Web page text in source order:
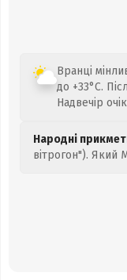
Вранці
до +33°C.
Надвечір
Народні
вітрогон"). Який